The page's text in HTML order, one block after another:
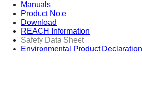
Manuals
Product Note
Download
REACH Information
Safety Data Sheet
Environmental Product Declaration